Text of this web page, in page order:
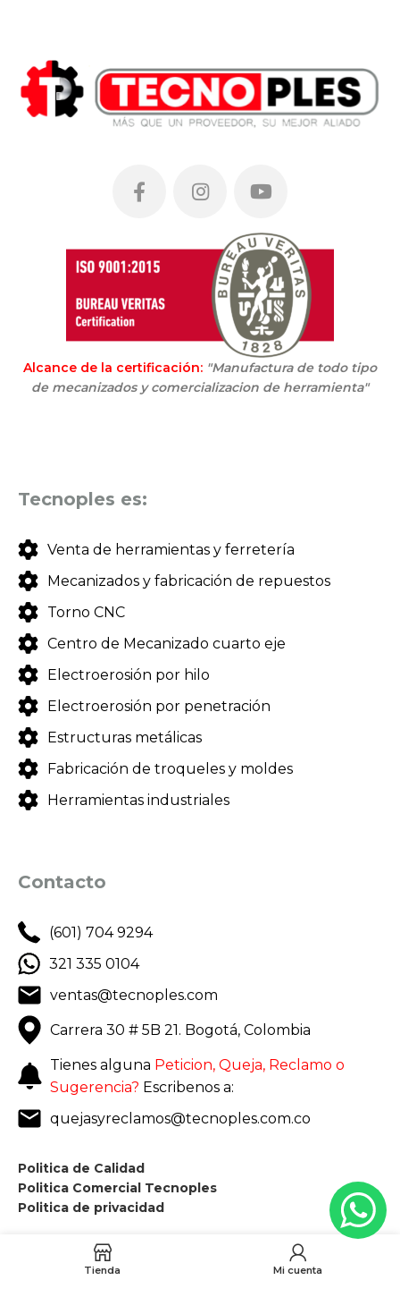
Alcance de la certificación: "Manufactura de todo tipo
de mecanizados y comercializacion de herramienta"
Tecnoples es:
Venta de herramientas y ferretería
Mecanizados y fabricación de repuestos
Torno CNC
Centro de Mecanizado cuarto eje
Electroerosión por hilo
Electroerosión por penetración
Estructuras metálicas
Fabricación de troqueles y moldes
Herramientas industriales
Contacto
(601) 704 9294
321 335 0104
ventas@tecnoples.com
Carrera 30 # 5B 21. Bogotá, Colombia
Tienes alguna Peticion, Queja, Reclamo o
Sugerencia? Escribenos a:
quejasyreclamos@tecnoples.com.co
Politica de Calidad
Politica Comercial Tecnoples
Politica de privacidad
Tienda Mi cuenta